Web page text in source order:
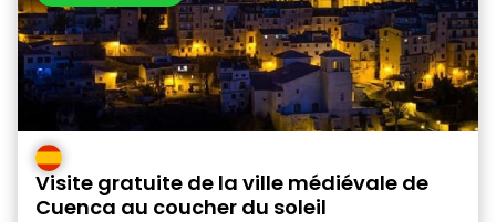
Visite gratuite de la ville médiévale de
Cuenca au coucher du soleil